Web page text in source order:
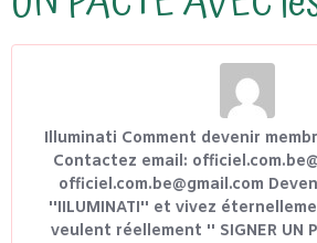
Illuminati Comment devenir
Contactez email:
officiel.com.be@gmail.com
''IILUMINATI'' et vivez
veulent réellement '' SIGNER UN